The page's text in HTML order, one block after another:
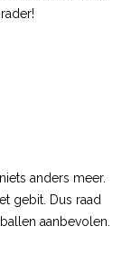
anders meer.
gebit. Dus raad
aanbevolen.